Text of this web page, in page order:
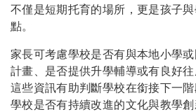
不僅是短期托育的場所，更是孩子
點。
家長可考慮學校是否有與本地小學
計畫、是否提供升學輔導或有良好往
這些資訊有助判斷學校在銜接下一
學校是否有持續改進的文化與教學